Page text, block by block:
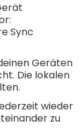
Sync
Geräten
Die lokalen
wieder
zu